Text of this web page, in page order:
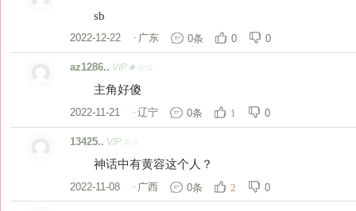
sb
2022-12-22 · 广东 0条 0 0
az1286.. VIP★☆☆
主角好傻
2022-11-21 · 辽宁 0条 1 0
13425.. VIP☆☆
神话中有黄容这个人？
2022-11-08 · 广西 0条 2 0